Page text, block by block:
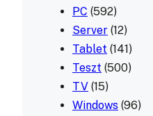
PC (592)
Server (12)
Tablet (141)
Teszt (500)
TV (15)
Windows (96)